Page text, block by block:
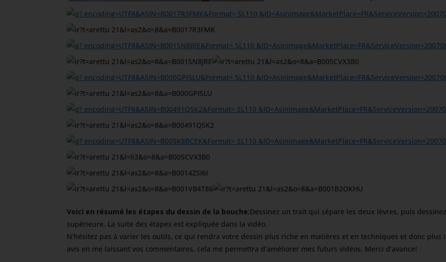
Voici en résumé les étapes du dessin de la bouche:Dessinez un trait qui sépare les deux lèvres, puis
supérieure. La suite des étapes est expliquée dans la vidéo.
N’hésitez pas à varier les outils, ce qui rendra votre dessin plus riche en matières et en techniques et donc plus
avis en me laissant vos commentaires, cela me permettra d’améliorer mes futurs vidéos. Merci d’avance!